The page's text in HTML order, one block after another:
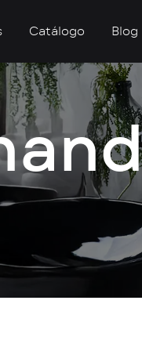
Catálogo Blog